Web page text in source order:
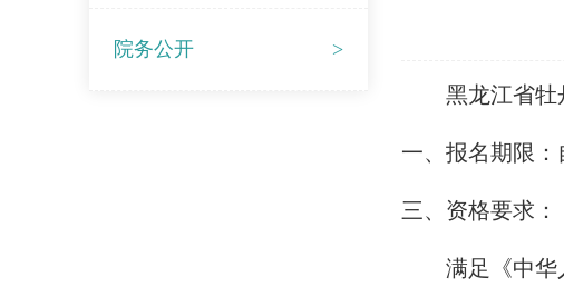
院务公开 >
黑龙江省牡
一、报名期限：
三、资格要求：
满足《中华